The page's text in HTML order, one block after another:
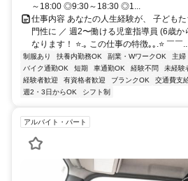
～18:00 ◎9:30～18:30 ◎1...
仕事内容 あなたの人生経験が、 子ども
門性に ／ 週2〜働ける児童指導員 (6歳か
なります！ ⭐.｡ この仕事の特徴｡｡.⭐ ￣￣
制服あり 扶養内勤務OK 副業・WワークOK 主婦
バイク通勤OK
短期 車通勤OK 経験不問 未経験
経験者歓迎
有資格者歓迎 ブランクOK 交通費支
週2・3日からOK
シフト制
アルバイト・パート